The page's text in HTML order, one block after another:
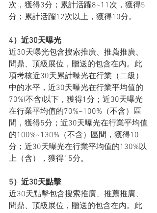
次，獲得3分；累計活躍8~11次，獲得5
分；累計活躍12次以上，獲得10分。
4）近30天曝光
近30天曝光包含搜索推廣、推薦推廣、
問鼎、頂級展位，贈送的包含在內。此
項考核近30天累計曝光在行業（二級）
中的水平，近30天曝光在行業平均值的
70%(不含)以下，獲得1分；近30天曝光
在行業平均值的70%~100%（不含）區
間，獲得5分；近30天曝光在行業平均值
的100%~130%（不含）區間，獲得10
分；近30天曝光在行業平均值的130%以
上（含），獲得15分。
5）近30天點擊
近30天點擊包含搜索推廣、推薦推廣、
問鼎、頂級展位，贈送的包含在內。此